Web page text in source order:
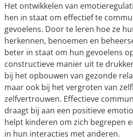
Het ontwikkelen van
hen in staat om effectief te
gevoelens. Door te leren hoe ze
herkennen, benoemen en
beter in staat om hun gevoelens
constructieve manier uit te
bij het opbouwen van gezonde
maar ook bij het vergroten van
zelfvertrouwen. Effectieve
draagt bij aan een positieve
helpt kinderen om zich begrepen
in hun interacties met anderen.